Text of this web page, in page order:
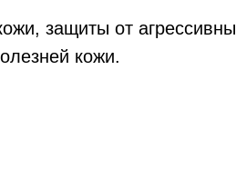
защиты от
кожи.